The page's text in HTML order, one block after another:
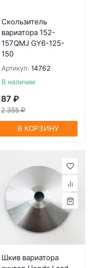
Скользитель
вариатора 152-
157QMJ GY6-125-
150
Артикул: 14762
В наличии
87 ₽
2 355 ₽
В КОРЗИНУ
Шкив вариатора